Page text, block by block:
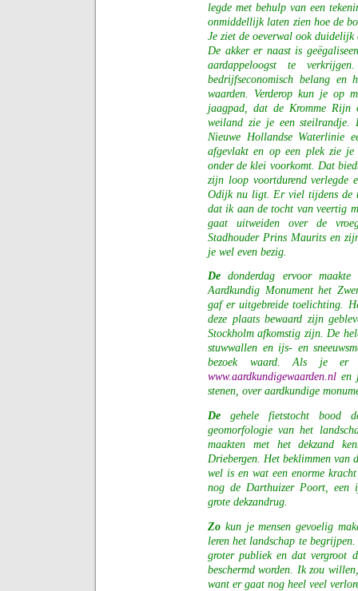
legde met behulp van een
onmiddellijk laten zien hoe de
Je ziet de oeverwal ook
De akker er naast is
aardappeloogst te
bedrijfseconomisch belang en
waarden. Verderop kun je op
jaagpad, dat de Kromme Rijn
weiland zie je een
Nieuwe Hollandse Waterlinie
afgevlakt en op een plek zie
onder de klei voorkomt. Dat
zijn loop voortdurend verlegde
Odijk nu ligt. Er viel tijdens de
dat ik aan de tocht van veertig
gaat uitweiden over de
Stadhouder Prins Maurits en
je wel even bezig.
Dedonderdag ervoor
Aardkundig Monument het
gaf er uitgebreide toelichting.
deze plaats bewaard zijn
Stockholm afkomstig zijn. De
stuwwallen en ijs- en
bezoek waard. Als je
www.aardkundigewaarden.nl en
stenen, over aardkundige
De gehele fietstocht bood
geomorfologie van het
maakten met het dekzand
Driebergen. Het beklimmen van
wel is en wat een enorme
nog de Darthuizer Poort, een
grote dekzandrug.
Zo kun je mensen gevoelig
leren het landschap te
groter publiek en dat vergroot
beschermd worden. Ik zou
want er gaat nog heel veel